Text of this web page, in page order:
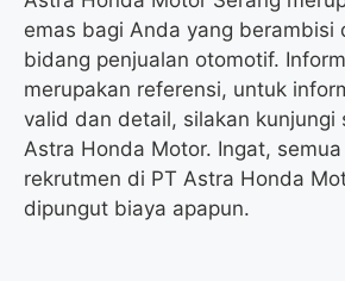
emas bagi Anda yang berambisi
bidang penjualan otomotif.
merupakan referensi, untuk
valid dan detail, silakan kunjungi
Astra Honda Motor. Ingat,
rekrutmen di PT Astra Honda
dipungut biaya apapun.